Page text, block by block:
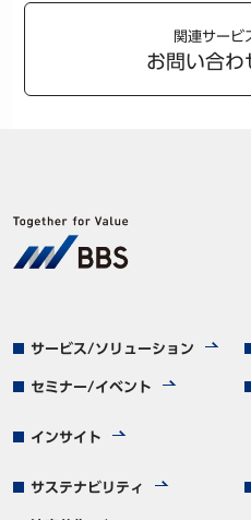
関連サービ
お問い合わ
サービス/ソリューション
セミナー/イベント
インサイト
サステナビリティ